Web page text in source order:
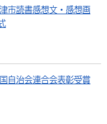
の方向け情報
施策
・食べる
イベント・祭り
の紹介
広聴
市読書感想文・感想画
自治会連合会表彰受賞